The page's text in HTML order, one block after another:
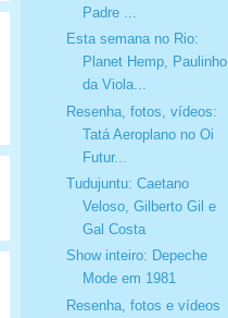
Padre ...
Esta semana no Rio:
Planet Hemp, Paulinho
da Viola...
Resenha, fotos, vídeos:
Tatá Aeroplano no Oi
Futur...
Tudujuntu: Caetano
Veloso, Gilberto Gil e
Gal Costa
Show inteiro: Depeche
Mode em 1981
Resenha, fotos e vídeos